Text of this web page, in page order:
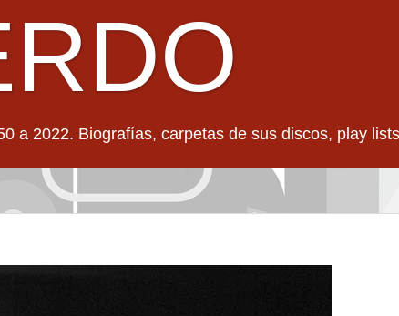
a 2022. Biografías, carpetas de sus discos, play